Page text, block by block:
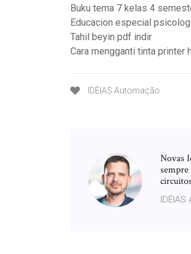
Buku tema 7 kelas 4
Educacion especial
Tahil beyin pdf indir
Cara mengganti tinta printer
IDÉIAS Automação
Novas